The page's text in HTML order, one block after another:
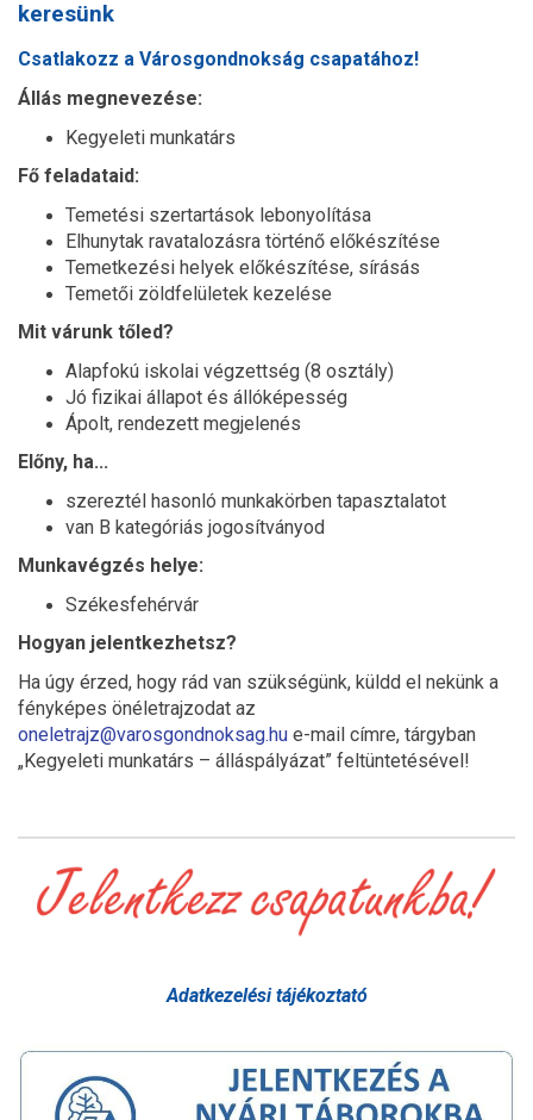
keresünk
Csatlakozz a Városgondnokság csapatához!
Állás megnevezése:
Kegyeleti munkatárs
Fő feladataid:
Temetési szertartások lebonyolítása
Elhunytak ravatalozásra történő előkészítése
Temetkezési helyek előkészítése, sírásás
Temetői zöldfelületek kezelése
Mit várunk tőled?
Alapfokú iskolai végzettség (8 osztály)
Jó fizikai állapot és állóképesség
Ápolt, rendezett megjelenés
Előny, ha...
szereztél hasonló munkakörben tapasztalatot
van B kategóriás jogosítványod
Munkavégzés helye:
Székesfehérvár
Hogyan jelentkezhetsz?
Ha úgy érzed, hogy rád van szükségünk, küldd el nekünk a
fényképes önéletrajzodat az
oneletrajz@varosgondnoksag.hu e-mail címre, tárgyban
„Kegyeleti munkatárs – álláspályázat” feltüntetésével!
Adatkezelési tájékoztató